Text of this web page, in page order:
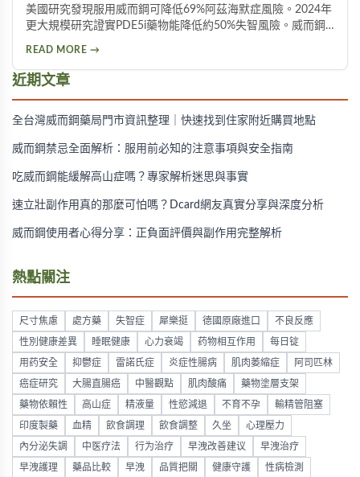
美國研究發現服用威而鋼可降低69%阿茲海默症風險。2024年
更大規模研究證實PDE5i藥物能降低約50%失智風險。威而鋼
且有心血管疾病者不宜使用。
READ MORE →
近期文章
全台灣威而鋼藥局門市資訊整理｜快速找到住家附近購買地點
威而鋼禁忌全面解析：服用前必知的注意事項與安全指南
吃威而鋼能緩解高山症嗎？專家解析迷思與事實
速立壯副作用真的那麼可怕嗎？Dcard網友真實分享與深度分析
威而鋼使用者心得分享：正負面評價與副作用完整解析
熱點關注
尺寸焦慮 處方藥 失智症 犀樂挺 德國原廠進口 不良反應
性別健康差異 睡眠健康 心力衰竭 药物相互作用 每日锭
用药安全 抑鬱症 雷諾氏症 炎症性腸病 肌肉萎縮症 阿司匹林
癌症研究 大腸直腸癌 中醫觀點 肌肉酸痛 藥物塗層支架
藥物依賴性 高山症 精液量 性慾減退 不育不孕 輸精管阻塞
印度製藥 血精 飲食調理 飲食調整 久坐 心理壓力
內分泌失調 中医疗法 行为治疗 早洩改善建议 早洩治疗
早洩護理 藥品比較 早洩 品質把關 健康守護 性病檢測